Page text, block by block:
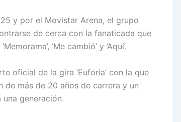
y por el Movistar Arena, el grupo
de cerca con la fanaticada que
‘Me cambió’ y ‘Aquí’.
oficial de la gira ‘Euforia’ con la que
de más de 20 años de carrera y un
generación.